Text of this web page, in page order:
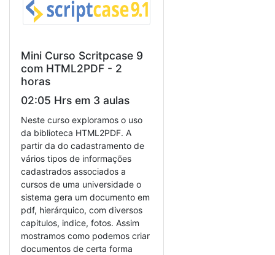
Mini Curso Scritpcase 9
com HTML2PDF - 2
horas
02:05 Hrs em 3 aulas
Neste curso exploramos o uso
da biblioteca HTML2PDF. A
partir da do cadastramento de
vários tipos de informações
cadastrados associados a
cursos de uma universidade o
sistema gera um documento em
pdf, hierárquico, com diversos
capitulos, indice, fotos. Assim
mostramos como podemos criar
documentos de certa forma